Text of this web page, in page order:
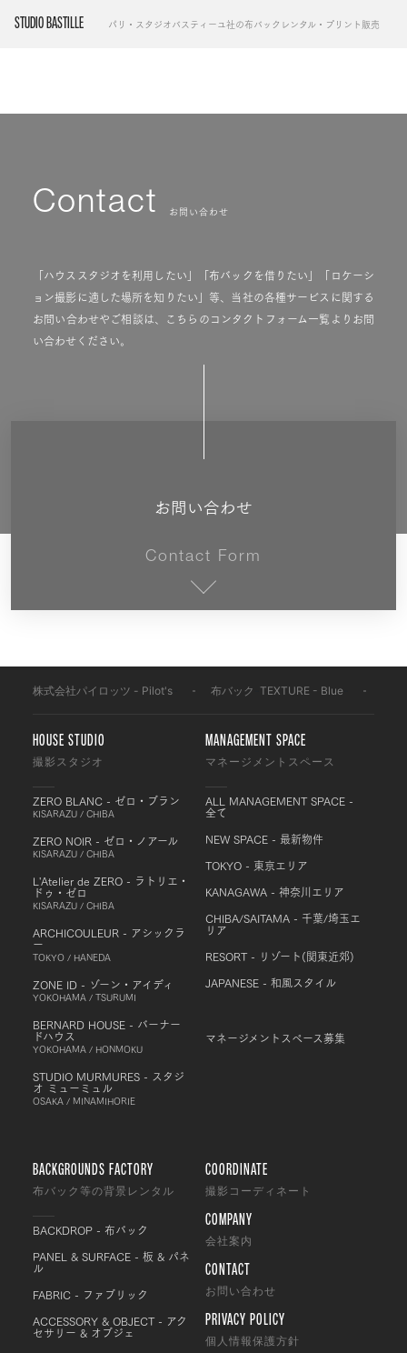
STUDIO BASTILLE パリ・スタジオバスティーユ社の布バックレンタル・プリント販売
Contact お問い合わせ
「ハウススタジオを利用したい」「布バックを借りたい」「ロケーシ
ョン撮影に適した場所を知りたい」等、当社の各種サービスに関する
お問い合わせやご相談は、こちらのコンタクトフォーム一覧よりお問
い合わせください。
お問い合わせ
Contact Form
株式会社パイロッツ - Pilot's 布バック TEXTURE - Blue
HOUSE STUDIO
撮影スタジオ
ZERO BLANC - ゼロ・ブラン
KISARAZU / CHIBA
ZERO NOIR - ゼロ・ノアール
KISARAZU / CHIBA
L'Atelier de ZERO - ラトリエ・
ドゥ・ゼロ
KISARAZU / CHIBA
ARCHICOULEUR - アシックラ
ー
TOKYO / HANEDA
ZONE ID - ゾーン・アイディ
YOKOHAMA / TSURUMI
BERNARD HOUSE - バーナー
ドハウス
YOKOHAMA / HONMOKU
STUDIO MURMURES - スタジ
オ ミューミュル
OSAKA / MINAMIHORIE
MANAGEMENT SPACE
マネージメントスペース
ALL MANAGEMENT SPACE -
全て
NEW SPACE - 最新物件
TOKYO - 東京エリア
KANAGAWA - 神奈川エリア
CHIBA/SAITAMA - 千葉/埼玉エ
リア
RESORT - リゾート(関東近郊)
JAPANESE - 和風スタイル
マネージメントスペース募集
BACKGROUNDS FACTORY
布バック等の背景レンタル
BACKDROP - 布バック
PANEL & SURFACE - 板 & パネ
ル
FABRIC - ファブリック
ACCESSORY & OBJECT - アク
セサリー & オブジェ
COORDINATE
撮影コーディネート
COMPANY
会社案内
CONTACT
お問い合わせ
PRIVACY POLICY
個人情報保護方針